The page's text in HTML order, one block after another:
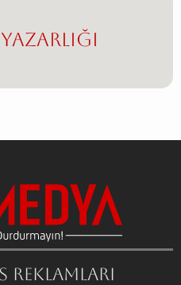
Reklamları